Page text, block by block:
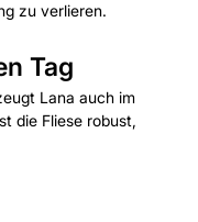
zu verlieren.
Tag
Lana auch im
die Fliese robust,